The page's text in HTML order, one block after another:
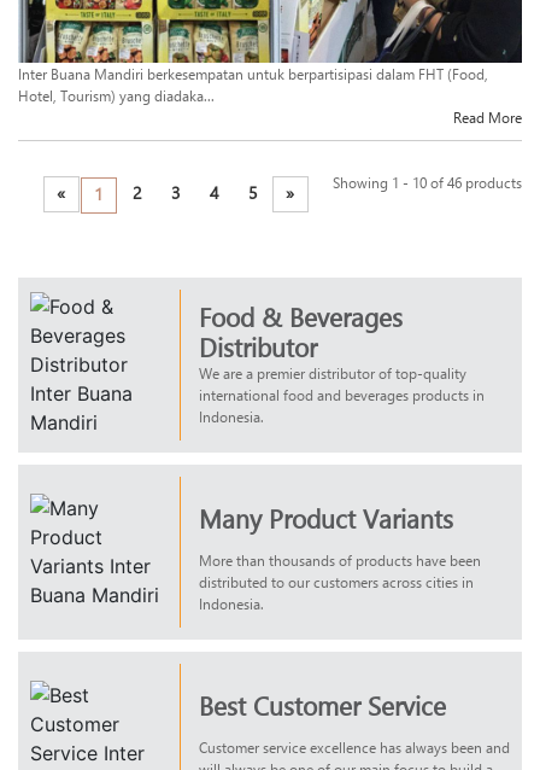
Inter Buana Mandiri berkesempatan untuk berpartisipasi dalam FHT (Food,
Hotel, Tourism) yang diadaka...
Read More
« 1 2 3 4 5 » Showing 1 - 10 of 46 products
Food & Beverages
Distributor
We are a premier distributor of top-quality
international food and beverages products in
Indonesia.
Many Product Variants
More than thousands of products have been
distributed to our customers across cities in
Indonesia.
Best Customer Service
Customer service excellence has always been and